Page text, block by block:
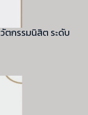
ตกรรมนิสิต ระดับ